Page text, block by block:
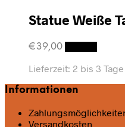
Statue Weiße
€39,00
Lieferzeit: 2 bis 3 Tage
Informationen
Versandkosten